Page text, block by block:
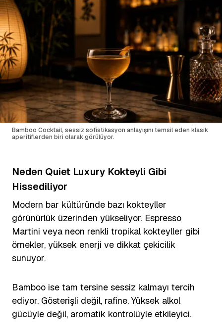
Bamboo Cocktail, sessiz sofistikasyon anlayışını temsil eden klasik
aperitiflerden biri olarak görülüyor.
Neden Quiet Luxury Kokteyli Gibi
Hissediliyor
Modern bar kültüründe bazı kokteyller
görünürlük üzerinden yükseliyor. Espresso
Martini veya neon renkli tropikal kokteyller gibi
örnekler, yüksek enerji ve dikkat çekicilik
sunuyor.
Bamboo ise tam tersine sessiz kalmayı tercih
ediyor. Gösterişli değil, rafine. Yüksek alkol
gücüyle değil, aromatik kontrolüyle etkileyici.